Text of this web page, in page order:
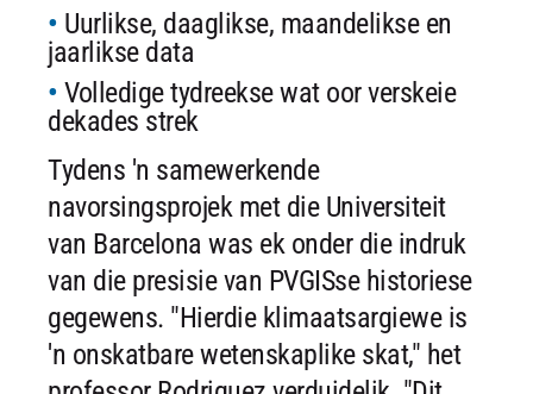
Uurlikse, daaglikse, maandelikse en
jaarlikse data
Volledige tydreekse wat oor verskeie
dekades strek
Tydens 'n samewerkende
navorsingsprojek met die Universiteit
van Barcelona was ek onder die indruk
van die presisie van PVGISse historiese
gegewens. "Hierdie klimaatsargiewe is
'n onskatbare wetenskaplike skat," het